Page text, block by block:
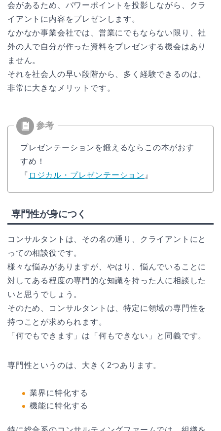
会があるため、パワーポイントを投影しながら、クラ
イアントに内容をプレゼンします。
なかなか事業会社では、営業にでもならない限り、社
外の人で自分が作った資料をプレゼンする機会はあり
ません。
それを社会人の早い段階から、多く経験できるのは、
非常に大きなメリットです。
プレゼンテーションを鍛えるならこの本がおす
すめ！
『 ロジカル・プレゼンテーション 』
専門性が身につく
コンサルタントは、その名の通り、クライアントにと
っての相談役です。
様々な悩みがありますが、やはり、悩んでいることに
対してある程度の専門的な知識を持った人に相談した
いと思うでしょう。
そのため、コンサルタントは、特定に領域の専門性を
持つことが求められます。
「何でもできます」は「何もできない」と同義です。
専門性というのは、大きく2つあります。
業界に特化する
機能に特化する